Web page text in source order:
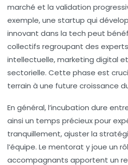
marché et la validation
exemple, une startup qui
innovant dans la tech peut
collectifs regroupant des
intellectuelle, marketing digital
sectorielle. Cette phase est
terrain à une future croissance
En général, l’incubation dure
ainsi un temps précieux pour
tranquillement, ajuster la
l’équipe. Le mentorat y joue un
accompagnants apportent un